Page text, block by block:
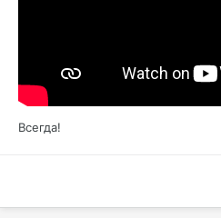
Всегда!